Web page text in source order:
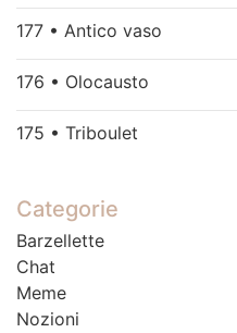
177 • Antico vaso
176 • Olocausto
175 • Triboulet
Categorie
Barzellette
Chat
Meme
Nozioni